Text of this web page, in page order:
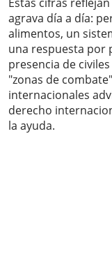
agrava día a día:
alimentos, un
una respuesta por
presencia de
"zonas de
internacionales
derecho
la ayuda.